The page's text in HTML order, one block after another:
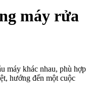
máy rửa
máy khác nhau, phù hợp
hướng đến một cuộc